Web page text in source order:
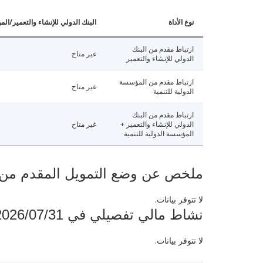
نوع الأداة البنك الدولي للإنشاء والتعمير/
ارتباط مقدم من البنك
الدولي للإنشاء والتعمير
غير متاح
ارتباط مقدم من المؤسسة
الدولية للتنمية
غير متاح
ارتباط مقدم من البنك
الدولي للإنشاء والتعمير +
المؤسسة الدولية للتنمية
غير متاح
ملخص عن وضع التمويل المقدم من البنك
لا تتوفر بيانات.
نشاط مالي تفصيلي في 2026/07/31
لا تتوفر بيانات.